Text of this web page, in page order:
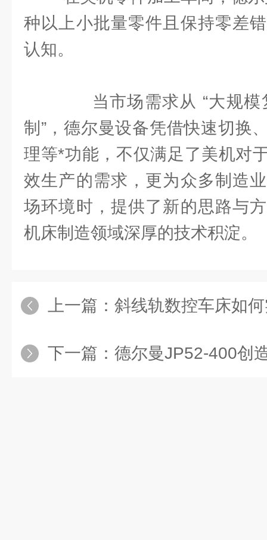
种以上小批量零件且保持零差
认知。
当市场需求从 “大规模
制”，德尔曼设备凭借快速切换
理等*功能，不仅满足了美机对
效生产的需求，更为众多制造
场环境时，提供了新的思路与
机床制造领域深厚的技术积淀。
上一篇： 斜线轨数控车床如
下一篇： 德尔曼JP52-400创